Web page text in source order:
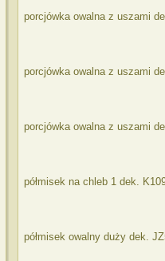
porcjówka owalna z uszami
porcjówka owalna z uszami
porcjówka owalna z uszami
półmisek na chleb 1 dek.
półmisek owalny duży dek.